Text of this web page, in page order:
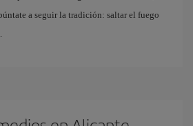
a seguir la tradición: saltar el fuego